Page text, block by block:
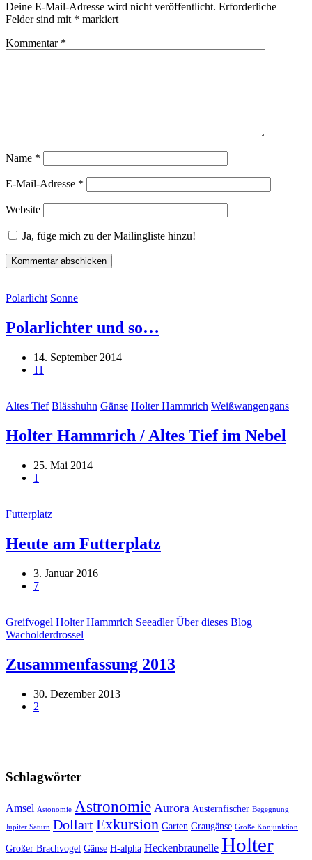
Deine E-Mail-Adresse wird nicht veröffentlicht. Erforderliche
Felder sind mit * markiert
Kommentar *
Name *
E-Mail-Adresse *
Website
Ja, füge mich zu der Mailingliste hinzu!
Polarlicht Sonne
Polarlichter und so…
14. September 2014
11
Altes Tief Blässhuhn Gänse Holter Hammrich Weißwangengans
Holter Hammrich / Altes Tief im Nebel
25. Mai 2014
1
Futterplatz
Heute am Futterplatz
3. Januar 2016
7
Greifvogel Holter Hammrich Seeadler Über dieses Blog
Wacholderdrossel
Zusammenfassung 2013
30. Dezember 2013
2
Schlagwörter
Amsel Astonomie Astronomie Aurora Austernfischer Begegnung
Jupiter Saturn DollartExkursion Garten Graugänse Große Konjunktion
Großer Brachvogel Gänse H-alpha Heckenbraunelle Holter